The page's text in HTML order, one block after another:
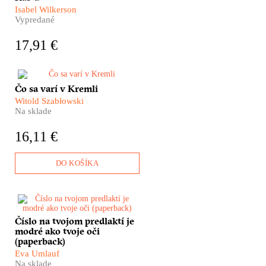
ako máme s človekom
zaobchádzať.
Isabel Wilkerson
Vypredané
17,91 €
​Prečo s posledným ruským
cárom Mikulášom II. zastrelili
aj jeho kuchára? Čo sa varilo
dal Gagarinovi pred odletom do
Spoznajte Rusko cez
reportáži Witolda
Szabłowského!
Čo sa varí v Kremli
Witold Szabłowski
Na sklade
16,11 €
DO KOŠÍKA
Táto kniha sa nás týka viac,
ako by sme si mohli myslieť.
Dokonca viac, než pred pár
rokmi, keď po slovensky vyšla
prvý raz. Mimoriadne
svedectvo ženy, ktorá sa
Číslo na tvojom predlaktí je
modré ako tvoje oči
(paperback)
Eva Umlauf
Na sklade